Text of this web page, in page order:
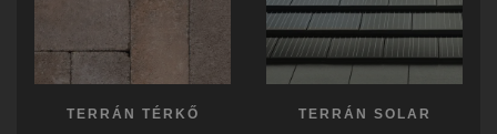
TERRÁN TÉRKŐ TERRÁN SOLAR